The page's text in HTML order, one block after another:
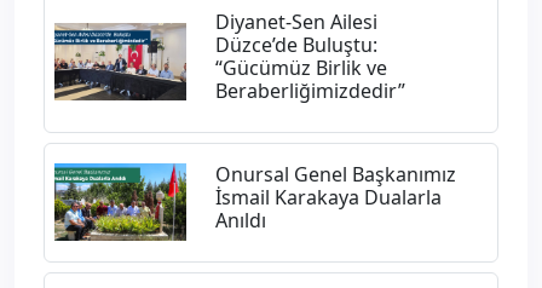
Diyanet-Sen Ailesi
Düzce’de Buluştu:
“Gücümüz Birlik ve
Beraberliğimizdedir”
Onursal Genel Başkanımız
İsmail Karakaya Dualarla
Anıldı